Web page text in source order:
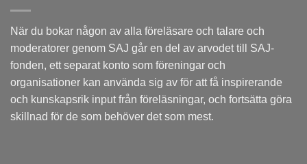
När du bokar någon av alla föreläsare och talare och
moderatorer genom SAJ går en del av arvodet till SAJ-
fonden, ett separat konto som föreningar och
organisationer kan använda sig av för att få inspirerande
och kunskapsrik input från föreläsningar, och fortsätta göra
skillnad för de som behöver det som mest.